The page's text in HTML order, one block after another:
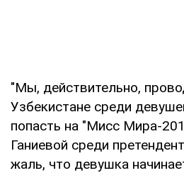
"Мы, действительно,
Узбекистане среди
попасть на "Мисс Мира-
Ганиевой среди
жаль, что девушка